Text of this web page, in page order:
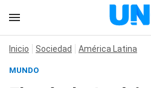
Inicio Sociedad América Latina
MUNDO